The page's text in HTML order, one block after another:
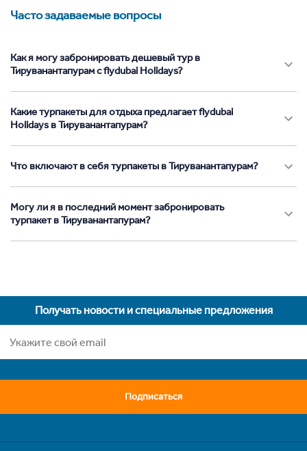
Часто задаваемые вопросы
Как я могу забронировать дешевый тур в
Тируванантапурам с flydubai Holidays?
Какие турпакеты для отдыха предлагает flydubai
Holidays в Тируванантапурам?
Что включают в себя турпакеты в Тируванантапурам?
Могу ли я в последний момент забронировать
турпакет в Тируванантапурам?
Получать новости и специальные предложения
Подписаться